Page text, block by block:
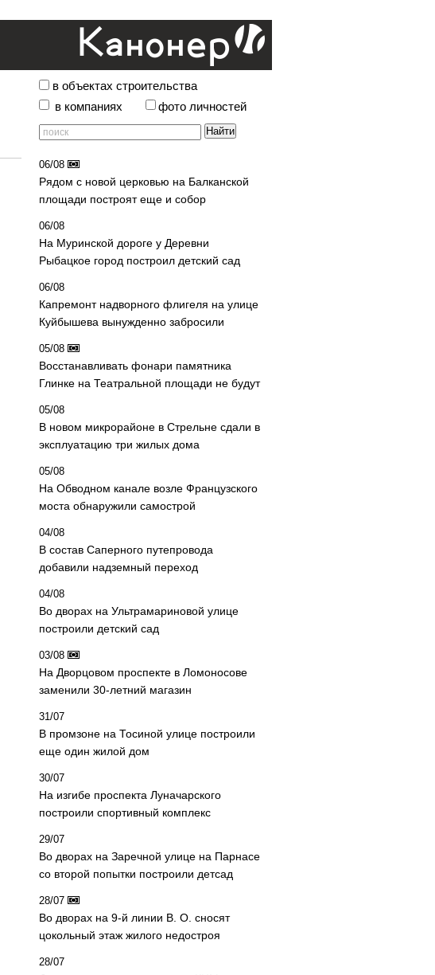
в объектах строительства
в компаниях
фото личностей
06/08
Рядом с новой церковью на Балканской
площади построят еще и собор
06/08
На Муринской дороге у Деревни
Рыбацкое город построил детский сад
06/08
Капремонт надворного флигеля на улице
Куйбышева вынужденно забросили
05/08
Восстанавливать фонари памятника
Глинке на Театральной площади не будут
05/08
В новом микрорайоне в Стрельне сдали в
эксплуатацию три жилых дома
05/08
На Обводном канале возле Французского
моста обнаружили самострой
04/08
В состав Саперного путепровода
добавили надземный переход
04/08
Во дворах на Ультрамариновой улице
построили детский сад
03/08
На Дворцовом проспекте в Ломоносове
заменили 30-летний магазин
31/07
В промзоне на Тосиной улице построили
еще один жилой дом
30/07
На изгибе проспекта Луначарского
построили спортивный комплекс
29/07
Во дворах на Заречной улице на Парнасе
со второй попытки построили детсад
28/07
Во дворах на 9-й линии В. О. сносят
цокольный этаж жилого недостроя
28/07